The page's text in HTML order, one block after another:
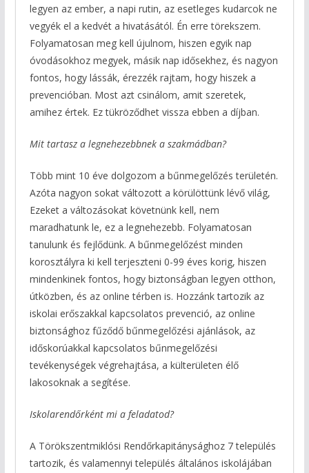
legyen az ember, a napi rutin, az esetleges kudarcok ne
vegyék el a kedvét a hivatásától. Én erre törekszem.
Folyamatosan meg kell újulnom, hiszen egyik nap
óvodásokhoz megyek, másik nap idősekhez, és nagyon
fontos, hogy lássák, érezzék rajtam, hogy hiszek a
prevencióban. Most azt csinálom, amit szeretek,
amihez értek. Ez tükröződhet vissza ebben a díjban.
Mit tartasz a legnehezebbnek a szakmádban?
Több mint 10 éve dolgozom a bűnmegelőzés területén.
Azóta nagyon sokat változott a körülöttünk lévő világ,
Ezeket a változásokat követnünk kell, nem
maradhatunk le, ez a legnehezebb. Folyamatosan
tanulunk és fejlődünk. A bűnmegelőzést minden
korosztályra ki kell terjeszteni 0-99 éves korig, hiszen
mindenkinek fontos, hogy biztonságban legyen otthon,
útközben, és az online térben is. Hozzánk tartozik az
iskolai erőszakkal kapcsolatos prevenció, az online
biztonsághoz fűződő bűnmegelőzési ajánlások, az
időskorúakkal kapcsolatos bűnmegelőzési
tevékenységek végrehajtása, a külterületen élő
lakosoknak a segítése.
Iskolarendőrként mi a feladatod?
A Törökszentmiklósi Rendőrkapitánysághoz 7 település
tartozik, és valamennyi település általános iskolájában